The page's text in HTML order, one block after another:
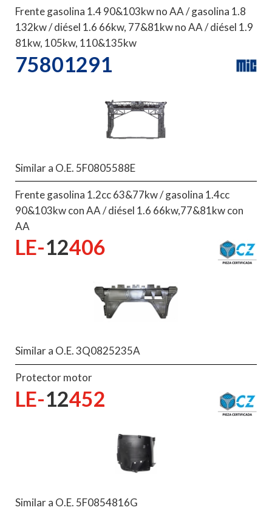
Frente gasolina 1.4 90&103kw no AA / gasolina 1.8
132kw / diésel 1.6 66kw, 77&81kw no AA / diésel 1.9
81kw, 105kw, 110&135kw
75801291
Similar a O.E. 5F0805588E
Frente gasolina 1.2cc 63&77kw / gasolina 1.4cc
90&103kw con AA / diésel 1.6 66kw,77&81kw con
AA
LE-12406
Similar a O.E. 3Q0825235A
Protector motor
LE-12452
Similar a O.E. 5F0854816G